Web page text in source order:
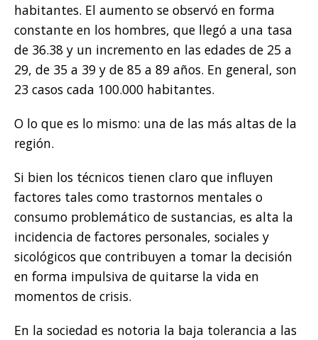
habitantes. El aumento se observó en forma
constante en los hombres, que llegó a una tasa
de 36.38 y un incremento en las edades de 25 a
29, de 35 a 39 y de 85 a 89 años. En general, son
23 casos cada 100.000 habitantes.
O lo que es lo mismo: una de las más altas de la
región.
Si bien los técnicos tienen claro que influyen
factores tales como trastornos mentales o
consumo problemático de sustancias, es alta la
incidencia de factores personales, sociales y
sicológicos que contribuyen a tomar la decisión
en forma impulsiva de quitarse la vida en
momentos de crisis.
En la sociedad es notoria la baja tolerancia a las